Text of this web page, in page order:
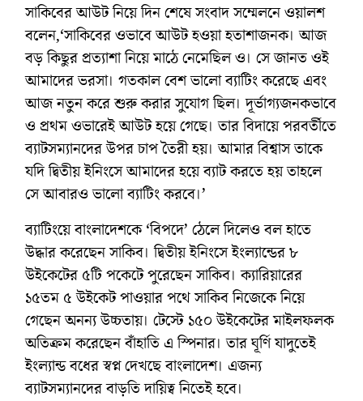
সাকিবের আউট নিয়ে দিন শেষে সংবাদ সম্মেলনে ওয়ালশ
বলেন,‘সাকিবের ওভাবে আউট হওয়া হতাশাজনক। আজ
বড় কিছুর প্রত্যাশা নিয়ে মাঠে নেমেছিল ও। সে জানত ওই
আমাদের ভরসা। গতকাল বেশ ভালো ব্যাটিং করেছে এবং
আজ নতুন করে শুরু করার সুযোগ ছিল। দূর্ভাগ্যজনকভাবে
ও প্রথম ওভারেই আউট হয়ে গেছে। তার বিদায়ে পরবর্তীতে
ব্যাটসম্যানদের উপর চাপ তৈরী হয়। আমার বিশ্বাস তাকে
যদি দ্বিতীয় ইনিংসে আমাদের হয়ে ব্যাট করতে হয় তাহলে
সে আবারও ভালো ব্যাটিং করবে।’
ব্যাটিংয়ে বাংলাদেশকে ‘বিপদে’ ঠেলে দিলেও বল হাতে
উদ্ধার করেছেন সাকিব। দ্বিতীয় ইনিংসে ইংল্যান্ডের ৮
উইকেটের ৫টি পকেটে পুরেছেন সাকিব। ক্যারিয়ারের
১৫তম ৫ উইকেট পাওয়ার পথে সাকিব নিজেকে নিয়ে
গেছেন অনন্য উচ্চতায়। টেস্টে ১৫০ উইকেটের মাইলফলক
অতিক্রম করেছেন বাঁহাতি এ স্পিনার। তার ‍ঘূর্ণি যাদুতেই
ইংল্যান্ড বধের স্বপ্ন দেখছে বাংলাদেশ। এজন্য
ব্যাটসম্যানদের বাড়তি দায়িত্ব নিতেই হবে।